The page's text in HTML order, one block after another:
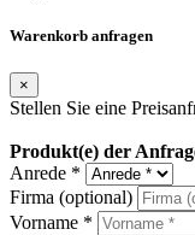
Warenkorb anfragen
×
Stellen Sie eine
Produkt(e) der
Anrede *
Firma (optional)
Vorname *